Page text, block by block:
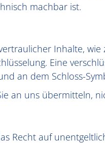
machbar ist.
Inhalte,
Eine
an dem Schloss-
an uns übermitteln,
Recht auf